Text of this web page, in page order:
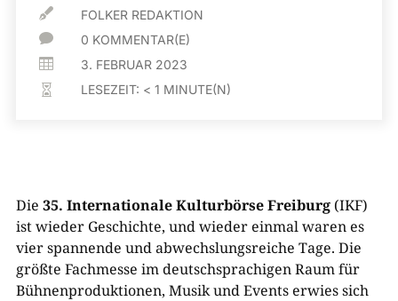
 FOLKER REDAKTION
 0 KOMMENTAR(E)
 3. FEBRUAR 2023
 LESEZEIT: < 1 MINUTE(N)
Die 35. Internationale Kulturbörse Freiburg(IKF)
ist wieder Geschichte, und wieder einmal waren es
vier spannende und abwechslungsreiche Tage. Die
größte Fachmesse im deutschsprachigen Raum für
Bühnenproduktionen, Musik und Events erwies sich